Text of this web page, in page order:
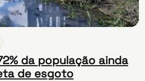
da população ainda
de esgoto